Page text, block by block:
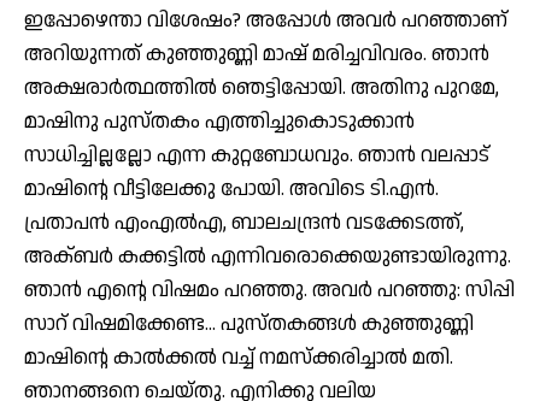
ഇപ്പോഴെന്താ വിശേഷം? അപ്പോള്‍ അവര്‍ പറഞ്ഞാണ്
അറിയുന്നത് കുഞ്ഞുണ്ണി മാഷ് മരിച്ചവിവരം. ഞാന്‍
അക്ഷരാര്‍ത്ഥത്തില്‍ ഞെട്ടിപ്പോയി. അതിനു പുറമേ,
മാഷിനു പുസ്തകം എത്തിച്ചുകൊടുക്കാന്‍
സാധിച്ചില്ലല്ലോ എന്ന കുറ്റബോധവും. ഞാന്‍ വലപ്പാട്
മാഷിന്റെ വീട്ടിലേക്കു പോയി. അവിടെ ടി.എന്‍.
പ്രതാപന്‍ എംഎല്‍എ, ബാലചന്ദ്രന്‍ വടക്കേടത്ത്,
അക്ബര്‍ കക്കട്ടില്‍ എന്നിവരൊക്കെയുണ്ടായിരുന്നു.
ഞാന്‍ എന്റെ വിഷമം പറഞ്ഞു. അവര്‍ പറഞ്ഞു: സിപ്പി
സാറ് വിഷമിക്കേണ്ട… പുസ്തകങ്ങള്‍ കുഞ്ഞുണ്ണി
മാഷിന്റെ കാല്‍ക്കല്‍ വച്ച് നമസ്‌ക്കരിച്ചാല്‍ മതി.
ഞാനങ്ങനെ ചെയ്തു. എനിക്കു വലിയ